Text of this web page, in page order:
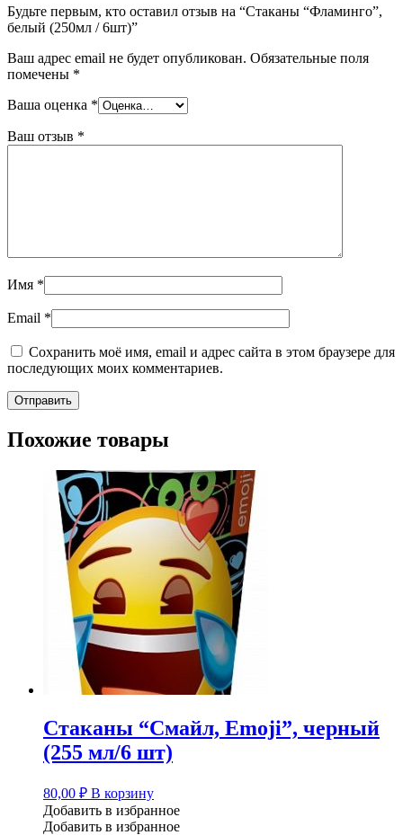
Будьте первым, кто оставил отзыв на “Стаканы “Фламинго”,
белый (250мл / 6шт)”
Ваш адрес email не будет опубликован. Обязательные поля
помечены *
Ваша оценка *
Ваш отзыв *
Имя *
Email *
Сохранить моё имя, email и адрес сайта в этом браузере для
последующих моих комментариев.
Похожие товары
Стаканы “Смайл, Emoji”, черный
(255 мл/6 шт)
80,00 ₽ В корзину
Добавить в избранное
Добавить в избранное